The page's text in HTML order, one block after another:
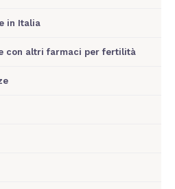
in Italia
con altri farmaci per fertilità